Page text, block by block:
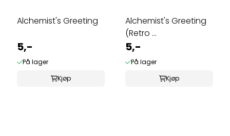
Alchemist's Greeting
5,-
På lager
Kjøp
Alchemist's Greeting
(Retro ...
5,-
På lager
Kjøp